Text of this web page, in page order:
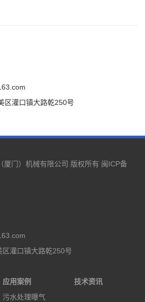
区灌口镇大路乾250号
门）机械有限公司 版权所有 闽ICP备
灌口镇大路乾250号
应用案例
污水处理曝气
技术资讯